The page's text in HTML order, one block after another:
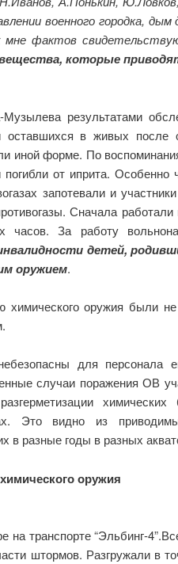
военного городка, дым
мне фактов
которые
результатами
оставшихся в живых после
иной форме. По
от иприта. Особенно
запотевали и
Сначала
За работу
детей,
оружием.
химического оружия были
для персонала
случаи поражения ОВ
химических
Это видно из
в разные годы в разных
оружия
на транспорте “Эльбинг-
штормов. Разгружали в